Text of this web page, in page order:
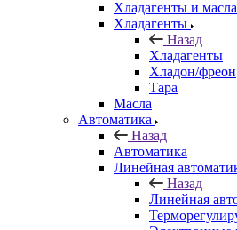
Хладагенты и масла
Хладагенты
Назад
Хладагенты
Хладон/фреон
Тара
Масла
Автоматика
Назад
Автоматика
Линейная
Назад
Линейная